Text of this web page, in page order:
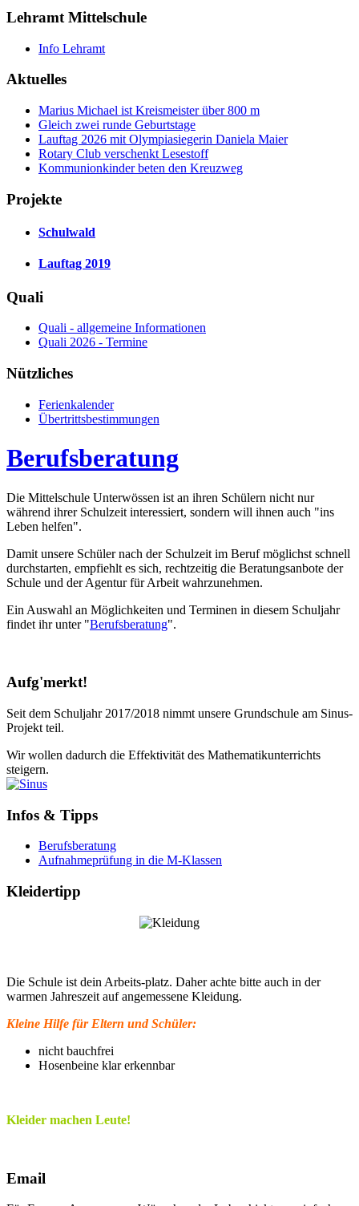
Lehramt Mittelschule
Info Lehramt
Aktuelles
Marius Michael ist Kreismeister über 800 m
Gleich zwei runde Geburtstage
Lauftag 2026 mit Olympiasiegerin Daniela Maier
Rotary Club verschenkt Lesestoff
Kommunionkinder beten den Kreuzweg
Projekte
Schulwald
Lauftag 2019
Quali
Quali - allgemeine Informationen
Quali 2026 - Termine
Nützliches
Ferienkalender
Übertrittsbestimmungen
Berufsberatung
Die Mittelschule Unterwössen ist an ihren Schülern nicht nur
während ihrer Schulzeit interessiert, sondern will ihnen auch "ins
Leben helfen".
Damit unsere Schüler nach der Schulzeit im Beruf möglichst schnell
durchstarten, empfiehlt es sich, rechtzeitig die Beratungsanbote der
Schule und der Agentur für Arbeit wahrzunehmen.
Ein Auswahl an Möglichkeiten und Terminen in diesem Schuljahr
findet ihr unter "Berufsberatung".
Aufg'merkt!
Seit dem Schuljahr 2017/2018 nimmt unsere Grundschule am Sinus-
Projekt teil.
Wir wollen dadurch die Effektivität des Mathematikunterrichts
steigern.
Infos & Tipps
Berufsberatung
Aufnahmeprüfung in die M-Klassen
Kleidertipp
Die Schule ist dein Arbeits-platz. Daher achte bitte auch in der
warmen Jahreszeit auf angemessene Kleidung.
Kleine Hilfe für Eltern und Schüler:
nicht bauchfrei
Hosenbeine klar erkennbar
Kleider machen Leute!
Email